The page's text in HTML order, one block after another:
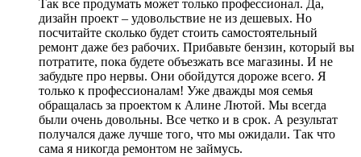
Так все продумать может только профессионал. Да,
дизайн проект – удовольствие не из дешевых. Но
посчитайте сколько будет стоить самостоятельный
ремонт даже без рабочих. Прибавьте бензин, который вы
потратите, пока будете объезжать все магазины. И не
забудьте про нервы. Они обойдутся дороже всего. Я
только к профессионалам! Уже дважды моя семья
обращалась за проектом к Алине Лютой. Мы всегда
были очень довольны. Все четко и в срок. А результат
получался даже лучше того, что мы ожидали. Так что
сама я никогда ремонтом не займусь.